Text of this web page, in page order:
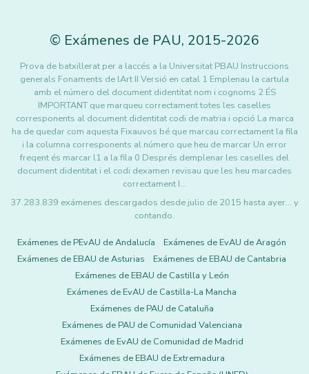
© Exámenes de PAU, 2015-2026
Prova de batxillerat per a laccés a la Universitat PBAU Instruccions
generals Fonaments de lArt II Versió en catal 1 Emplenau la cartula
amb el número del document didentitat nom i cognoms 2 ÉS
IMPORTANT que marqueu correctament totes les caselles
corresponents al document didentitat codi de matria i opció La marca
ha de quedar com aquesta Fixauvos bé que marcau correctament la fila
i la columna corresponents al número que heu de marcar Un error
freqent és marcar l1 a la fila 0 Després demplenar les caselles del
document didentitat i el codi dexamen revisau que les heu marcades
correctament I…
37.283.839 exámenes descargados desde julio de 2015 hasta ayer... y
contando.
Exámenes de PEvAU de Andalucía
Exámenes de EvAU de Aragón
Exámenes de EBAU de Asturias
Exámenes de EBAU de Cantabria
Exámenes de EBAU de Castilla y León
Exámenes de EvAU de Castilla-La Mancha
Exámenes de PAU de Cataluña
Exámenes de PAU de Comunidad Valenciana
Exámenes de EvAU de Comunidad de Madrid
Exámenes de EBAU de Extremadura